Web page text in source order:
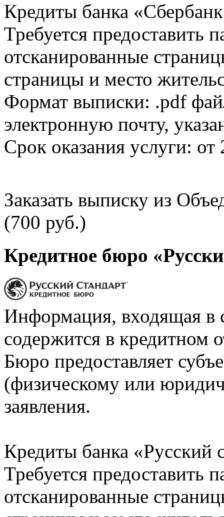
Кредиты банка
Требуется предоставить
отсканированные
страницы и место
Формат выписки: .pdf
электронную почту,
Срок оказания услуги: от
Заказать выписку из
(700 руб.)
Кредитное бюро
Информация, входящая в
содержится в кредитном
Бюро предоставляет
(физическому или
заявления.
Кредиты банка «Русский
Требуется предоставить
отсканированные